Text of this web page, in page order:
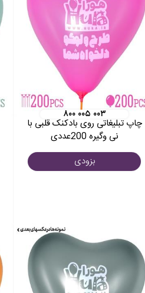
۸۰۰ ۰۰۵ ۰۰۳
چاپ تبلیغاتی روی بادکنک قلبی با
نی وگیره 200عددی
بزودی